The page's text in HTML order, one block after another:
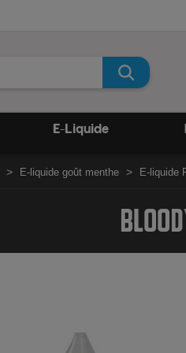
E-Liquide
E-liquide goût menthe E-liquide